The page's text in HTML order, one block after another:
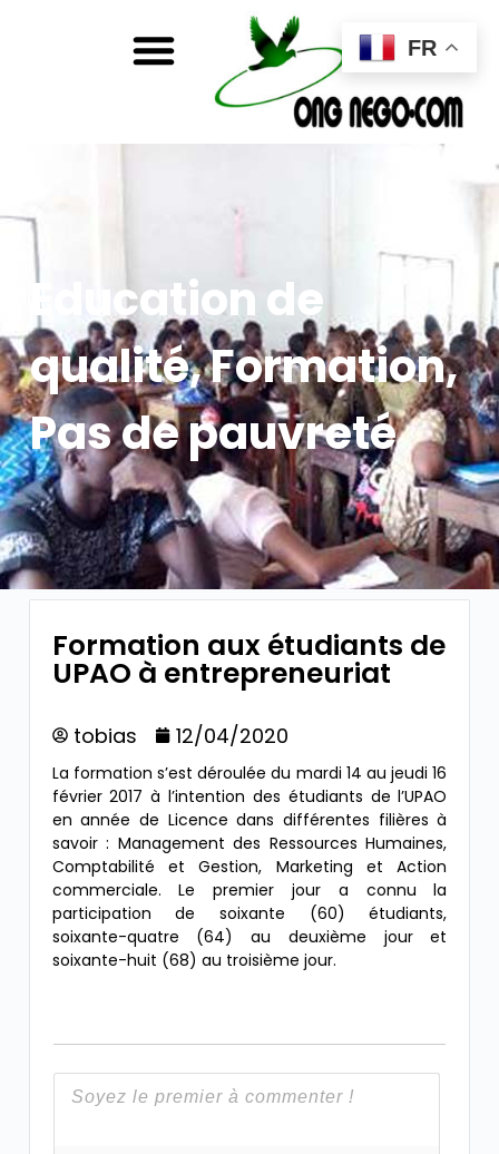
Education de
qualité,Formation,
Pas de pauvreté
Formation aux étudiants de
UPAO à entrepreneuriat
tobias 12/04/2020
La formation s’est déroulée du mardi 14 au jeudi 16
février 2017 à l’intention des étudiants de l’UPAO
en année de Licence dans différentes filières à
savoir : Management des Ressources Humaines,
Comptabilité et Gestion, Marketing et Action
commerciale. Le premier jour a connu la
participation de soixante (60) étudiants,
soixante-quatre (64) au deuxième jour et
soixante-huit (68) au troisième jour.
FR